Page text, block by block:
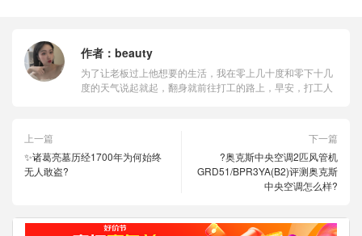
作者： beauty
为了让老板过上他想要的生活，我在零上几十度和零下十几
度的天气说起就起，翻身就前往打工的路上，早安，打工人
上一篇
✨诸葛亮墓历经1700年为何始终
无人敢盗?
下一篇
?奥克斯中央空调2匹风管机
GRD51/BPR3YA(B2)评测奥克斯
中央空调怎么样?